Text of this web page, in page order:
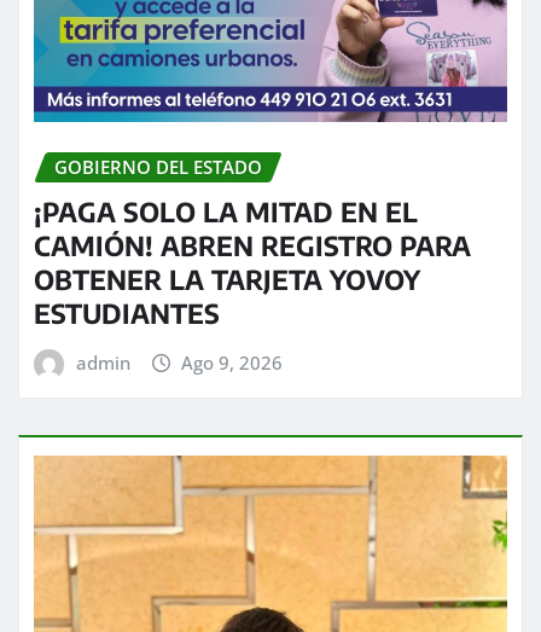
GOBIERNO DEL ESTADO
¡PAGA SOLO LA MITAD EN EL
CAMIÓN! ABREN REGISTRO PARA
OBTENER LA TARJETA YOVOY
ESTUDIANTES
admin Ago 9, 2026